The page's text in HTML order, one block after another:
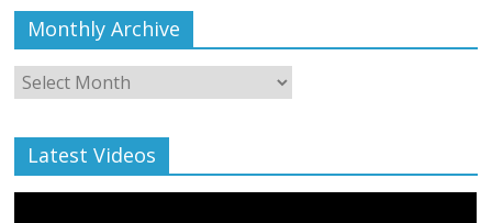
Monthly Archive
Monthly
Archive
Latest Videos